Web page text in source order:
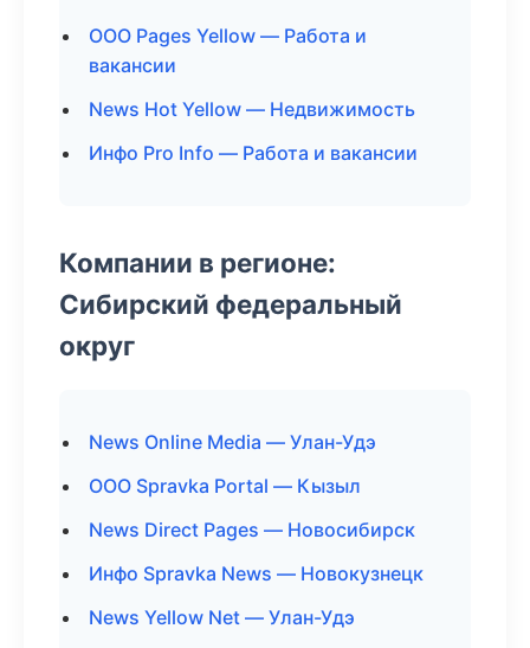
ООО Pages Yellow — Работа и
вакансии
News Hot Yellow — Недвижимость
Инфо Pro Info — Работа и вакансии
Компании в регионе:
Сибирский федеральный
округ
News Online Media — Улан-Удэ
ООО Spravka Portal — Кызыл
News Direct Pages — Новосибирск
Инфо Spravka News — Новокузнецк
News Yellow Net — Улан-Удэ